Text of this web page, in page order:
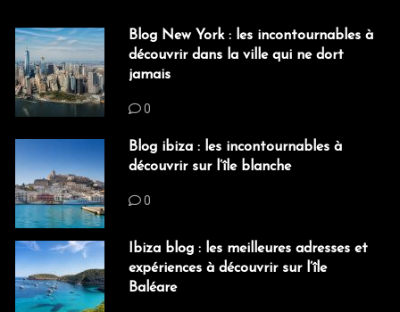
Blog New York : les incontournables à
découvrir dans la ville qui ne dort
jamais
0
Blog ibiza : les incontournables à
découvrir sur l’île blanche
0
Ibiza blog : les meilleures adresses et
expériences à découvrir sur l’île
Baléare